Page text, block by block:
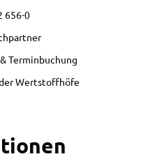
656-0
Terminbuchung
Wertstoffhöfe